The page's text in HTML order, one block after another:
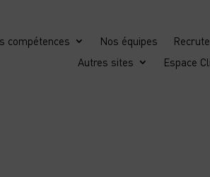
compétences Nos équipes
Autres sites
Espace